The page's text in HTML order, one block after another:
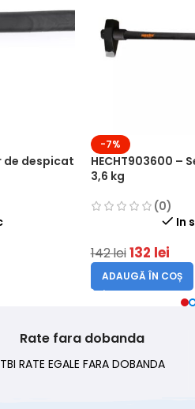
de despicat
-7%
HECHT903600 –
3,6 kg
(0)
In
142lei 132 lei
ADAUGĂ ÎN COȘ
Rate fara dobanda
TBI RATE EGALE FARA DOBANDA